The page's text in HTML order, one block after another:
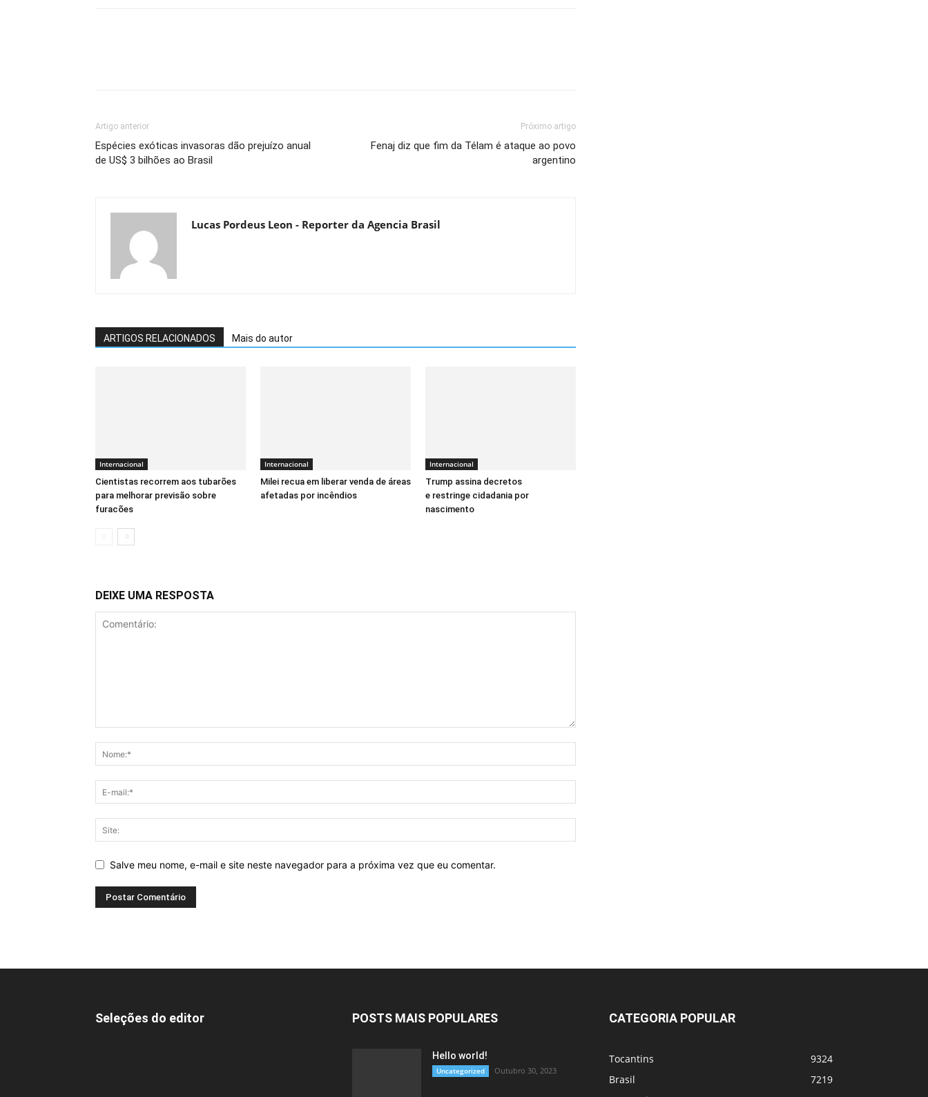
Artigo anterior
Espécies exóticas invasoras dão prejuízo anual
de US$ 3 bilhões ao Brasil
Próximo artigo
Fenaj diz que fim da Télam é ataque ao povo
argentino
Lucas Pordeus Leon - Reporter da Agencia Brasil
ARTIGOS RELACIONADOS Mais do autor
Internacional
Cientistas recorrem aos tubarões
para melhorar previsão sobre
furacões
Internacional
Milei recua em liberar venda de áreas
afetadas por incêndios
Internacional
Trump assina decretos
e restringe cidadania por
nascimento
DEIXE UMA RESPOSTA
Salve meu nome, e-mail e site neste navegador para a próxima vez que eu comentar.
Seleções do editor POSTS MAIS POPULARES
Hello world!
Uncategorized Outubro 30, 2023
CATEGORIA POPULAR
Tocantins
9324
Brasil
7219